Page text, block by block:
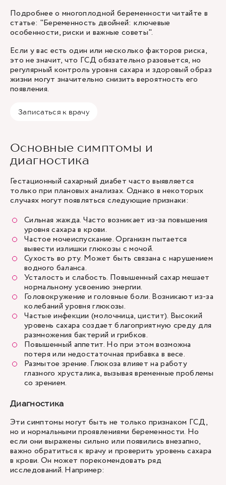
Подробнее о многоплодной беременности читайте в
статье: "Беременность двойней: ключевые
особенности, риски и важные советы".
Если у вас есть один или несколько факторов риска,
это не значит, что ГСД обязательно разовьется, но
регулярный контроль уровня сахара и здоровый образ
жизни могут значительно снизить вероятность его
появления.
Записаться к врачу
Основные симптомы и
диагностика
Гестационный сахарный диабет часто выявляется
только при плановых анализах. Однако в некоторых
случаях могут появляться следующие признаки:
Сильная жажда. Часто возникает из-за повышения
уровня сахара в крови.
Частое мочеиспускание. Организм пытается
вывести излишки глюкозы с мочой.
Сухость во рту. Может быть связана с нарушением
водного баланса.
Усталость и слабость. Повышенный сахар мешает
нормальному усвоению энергии.
Головокружение и головные боли. Возникают из-за
колебаний уровня глюкозы.
Частые инфекции (молочница, цистит). Высокий
уровень сахара создает благоприятную среду для
размножения бактерий и грибков.
Повышенный аппетит. Но при этом возможна
потеря или недостаточная прибавка в весе.
Размытое зрение. Глюкоза влияет на работу
глазного хрусталика, вызывая временные проблемы
со зрением.
Диагностика
Эти симптомы могут быть не только признаком ГСД,
но и нормальными проявлениями беременности. Но
если они выражены сильно или появились внезапно,
важно обратиться к врачу и проверить уровень сахара
в крови. Он может порекомендовать ряд
исследований. Например: